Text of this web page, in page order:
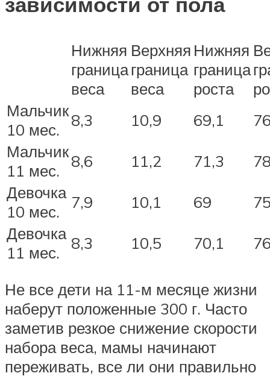
Нижняя
граница
веса
Верхняя
граница
веса
Нижняя
граница
роста
Мальчик
10 мес.
8,3 10,9 69,1
Мальчик
11 мес.
8,6 11,2 71,3
Девочка
10 мес.
7,9 10,1 69
Девочка
11 мес.
8,3 10,5 70,1
Не все дети на 11-м месяце жизни
наберут положенные 300 г. Часто
заметив резкое снижение скорости
набора веса, мамы начинают
переживать, все ли они правильно